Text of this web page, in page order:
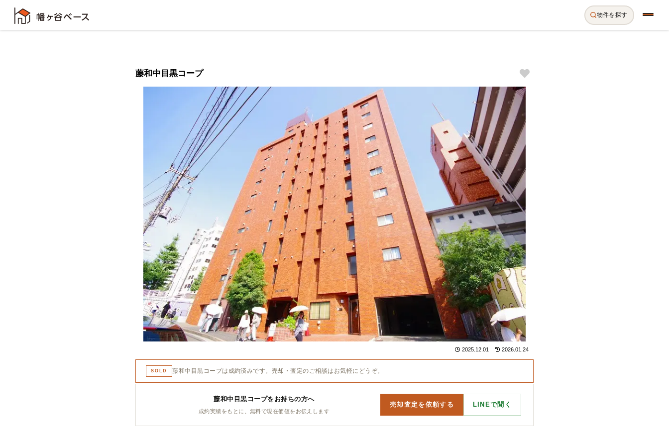
物件を探す
藤和中目黒コープ
2025.12.01 2026.01.24
SOLD 藤和中目黒コープは成約済みです。売却・査定のご相談はお気軽にどうぞ。
藤和中目黒コープをお持ちの方へ
成約実績をもとに、無料で現在価値をお伝えします
売却査定を依頼する LINEで聞く